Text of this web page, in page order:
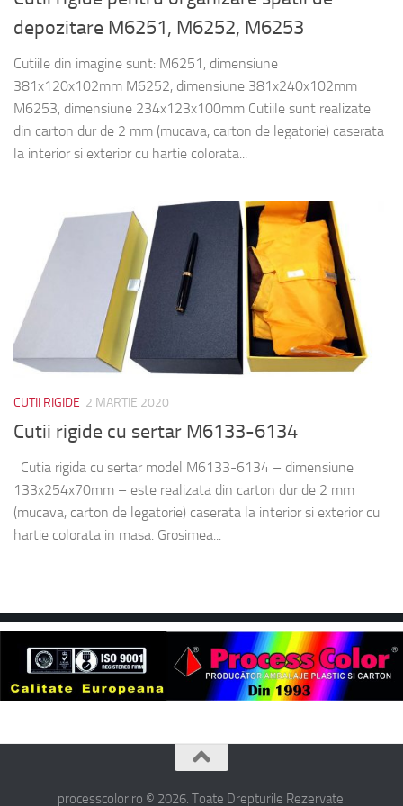
depozitare M6251, M6252, M6253
Cutiile din imagine sunt: M6251, dimensiune
381x120x102mm M6252, dimensiune 381x240x102mm
M6253, dimensiune 234x123x100mm Cutiile sunt realizate
din carton dur de 2 mm (mucava, carton de legatorie) caserata
la interior si exterior cu hartie colorata...
CUTII RIGIDE 2 MARTIE 2020
Cutii rigide cu sertar M6133-6134
Cutia rigida cu sertar model M6133-6134 – dimensiune
133x254x70mm – este realizata din carton dur de 2 mm
(mucava, carton de legatorie) caserata la interior si exterior cu
hartie colorata in masa. Grosimea...
processcolor.ro © 2026. Toate Drepturile Rezervate.